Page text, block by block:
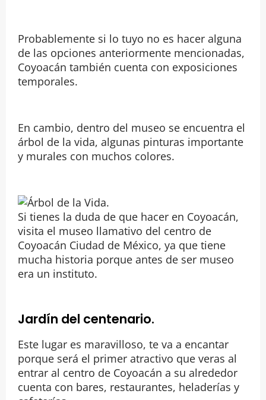
Probablemente si lo tuyo no es hacer alguna
de las opciones anteriormente mencionadas,
Coyoacán también cuenta con exposiciones
temporales.
En cambio, dentro del museo se encuentra el
árbol de la vida, algunas pinturas importante
y murales con muchos colores.
Si tienes la duda de que hacer en Coyoacán,
visita el museo llamativo del centro de
Coyoacán Ciudad de México, ya que tiene
mucha historia porque antes de ser museo
era un instituto.
Jardín del centenario.
Este lugar es maravilloso, te va a encantar
porque será el primer atractivo que veras al
entrar al centro de Coyoacán a su alrededor
cuenta con bares, restaurantes, heladerías y